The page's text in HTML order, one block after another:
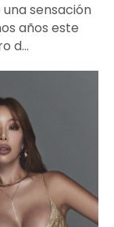
una sensación
años este
d...